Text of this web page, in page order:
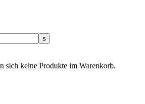
sich keine Produkte im Warenkorb.